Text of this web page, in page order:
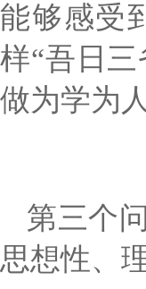
能够感受
样“吾日
做为学为
第三个
思想性、